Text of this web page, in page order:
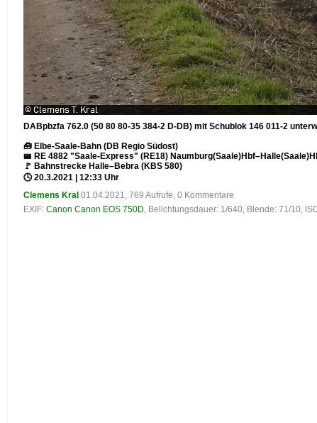
DABpbzfa 762.0 (50 80 80-35 384-2 D-DB) mit Schublok 146 011-2
🧰 Elbe-Saale-Bahn (DB Regio Südost)
🚝 RE 4882 "Saale-Express" (RE18)
🚩 Bahnstrecke Halle–Bebra (KBS 580)
🕓 20.3.2021 | 12:33 Uhr
Clemens Kral 01.04.2021, 769 Aufrufe, 0 Kommentare
EXIF: Canon Canon EOS 750D, Belichtungsdauer: 1/640, Blende: 71/10,